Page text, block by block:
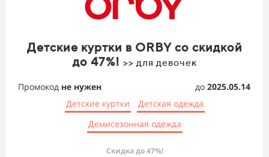
Детские куртки в ORBY со скидкой
до 47%! >> для девочек
Промокод не нужен до 2025.05.14
Детские куртки
Детская одежда
Демисезонная одежда
Скидка до 47%!